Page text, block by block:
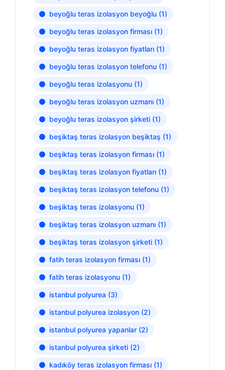
beyoğlu teras izolasyon beyoğlu (1)
beyoğlu teras izolasyon firması (1)
beyoğlu teras izolasyon fiyatları (1)
beyoğlu teras izolasyon telefonu (1)
beyoğlu teras izolasyonu (1)
beyoğlu teras izolasyon uzmanı (1)
beyoğlu teras izolasyon şirketi (1)
beşiktaş teras izolasyon beşiktaş (1)
beşiktaş teras izolasyon firması (1)
beşiktaş teras izolasyon fiyatları (1)
beşiktaş teras izolasyon telefonu (1)
beşiktaş teras izolasyonu (1)
beşiktaş teras izolasyon uzmanı (1)
beşiktaş teras izolasyon şirketi (1)
fatih teras izolasyon firması (1)
fatih teras izolasyonu (1)
istanbul polyurea (3)
istanbul polyurea izolasyon (2)
istanbul polyurea yapanlar (2)
istanbul polyurea şirketi (2)
kadıköy teras izolasyon firması (1)